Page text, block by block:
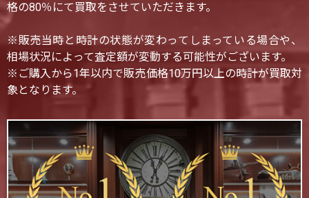
格の80％にて買取をさせていただきます。
※販売当時と時計の状態が変わってしまっている場合や、
相場状況によって査定額が変動する可能性がございます。
※ご購入から1年以内で販売価格10万円以上の時計が買取対
象となります。